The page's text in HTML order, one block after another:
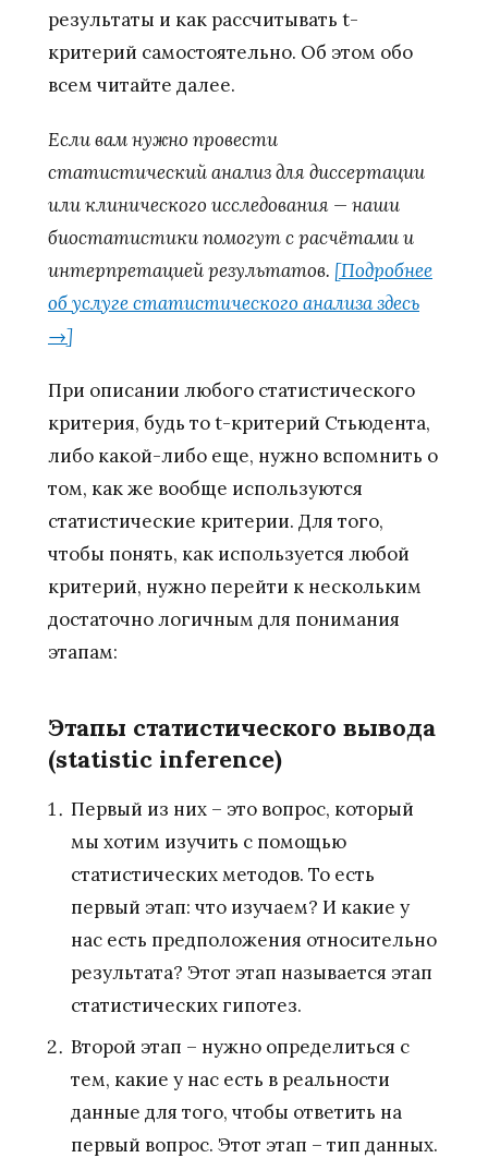
результаты и как рассчитывать t-
критерий самостоятельно. Об этом обо
всем читайте далее.
Если вам нужно провести
статистический анализ для диссертации
или клинического исследования — наши
биостатистики помогут с расчётами и
интерпретацией результатов. [Подробнее
об услуге статистического анализа здесь
→]
При описании любого статистического
критерия, будь то t-критерий Стьюдента,
либо какой-либо еще, нужно вспомнить о
том, как же вообще используются
статистические критерии. Для того,
чтобы понять, как используется любой
критерий, нужно перейти к нескольким
достаточно логичным для понимания
этапам:
Этапы статистического вывода
(statistic inference)
Первый из них – это вопрос, который
мы хотим изучить с помощью
статистических методов. То есть
первый этап: что изучаем? И какие у
нас есть предположения относительно
результата? Этот этап называется этап
статистических гипотез.
Второй этап – нужно определиться с
тем, какие у нас есть в реальности
данные для того, чтобы ответить на
первый вопрос. Этот этап – тип данных.